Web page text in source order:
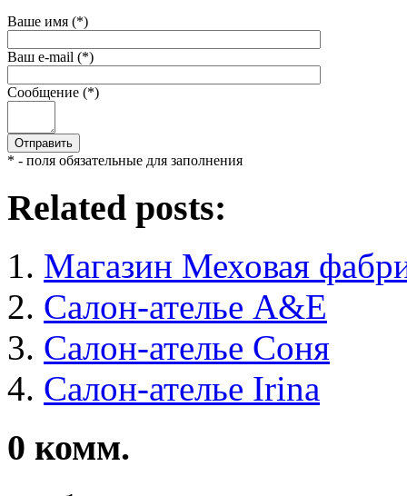
Ваше имя (*)
Ваш e-mail (*)
Сообщение (*)
* - поля обязательные для заполнения
Related posts:
Магазин Меховая
Салон-ателье A&E
Салон-ателье Соня
Салон-ателье Irina
0 комм.